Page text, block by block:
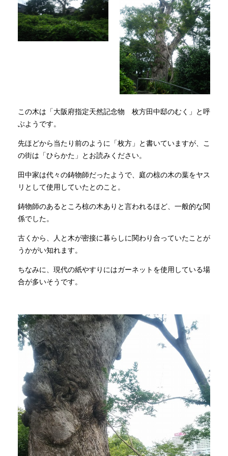
この木は「大阪府指定天然記念物 枚方田中邸のむく」と呼
ぶようです。
先ほどから当たり前のように「枚方」と書いていますが、こ
の街は「ひらかた」とお読みください。
田中家は代々の鋳物師だったようで、庭の椋の木の葉をヤス
リとして使用していたとのこと。
鋳物師のあるところ椋の木ありと言われるほど、一般的な関
係でした。
古くから、人と木が密接に暮らしに関わり合っていたことが
うかがい知れます。
ちなみに、現代の紙やすりにはガーネットを使用している場
合が多いそうです。